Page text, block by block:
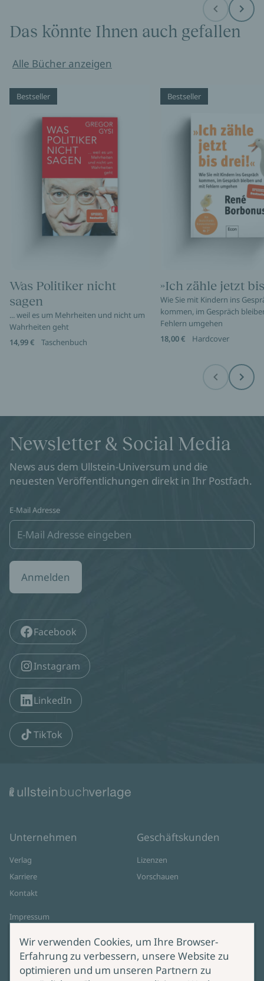
Before Next
Das könnte Ihnen auch gefallen
Alle Bücher anzeigen
Bestseller
Was Politiker nicht
sagen
... weil es um Mehrheiten und nicht um
Wahrheiten geht
14,99 €
Taschenbuch
Bestseller
»Ich zähle jetzt
Wie Sie mit Kindern ins
kommen, im Gespräch
Fehlern umgehen
18,00 €
Hardcover
Before Next
Newsletter & Social Media
News aus dem Ullstein-Universum und die
neuesten Veröffentlichungen direkt in Ihr Postfach.
E-Mail Adresse
Anmelden
Facebook
Instagram
LinkedIn
TikTok
Unternehmen
Verlag
Karriere
Kontakt
Impressum
Cookie-Einstellungen
AGB Online Shop
Geschäftskunden
Lizenzen
Vorschauen
Wir verwenden Cookies, um Ihre Browser-
Erfahrung zu verbessern, unsere Website zu
optimieren und um unseren Partnern zu